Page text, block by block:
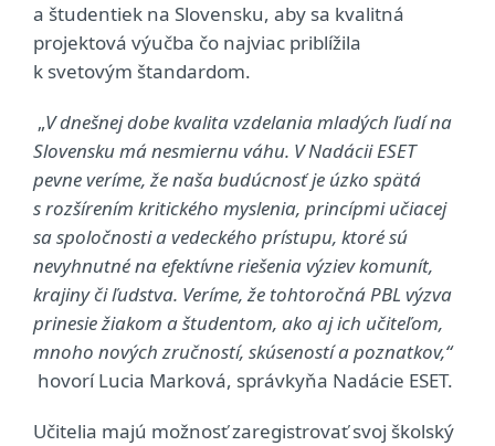
a študentiek na Slovensku, aby sa kvalitná
projektová výučba čo najviac priblížila
k svetovým štandardom.
„V dnešnej dobe kvalita vzdelania mladých ľudí na
Slovensku má nesmiernu váhu. V Nadácii ESET
pevne veríme, že naša budúcnosť je úzko spätá
s rozšírením kritického myslenia, princípmi učiacej
sa spoločnosti a vedeckého prístupu, ktoré sú
nevyhnutné na efektívne riešenia výziev komunít,
krajiny či ľudstva. Veríme, že tohtoročná PBL výzva
prinesie žiakom a študentom, ako aj ich učiteľom,
mnoho nových zručností, skúseností a poznatkov,“
hovorí Lucia Marková, správkyňa Nadácie ESET.
Učitelia majú možnosť zaregistrovať svoj školský